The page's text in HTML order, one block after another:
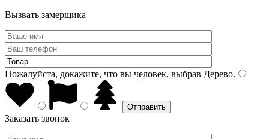
Вызвать замерщика
Пожалуйста, докажите, что вы человек, выбрав Дерево.
Заказать звонок